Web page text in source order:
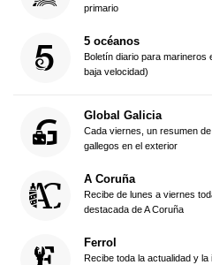
primario
5 océanos
Boletín diario para marineros
baja velocidad)
Global Galicia
Cada viernes, un resumen
gallegos en el exterior
A Coruña
Recibe de lunes a viernes
destacada de A Coruña
Ferrol
Recibe toda la actualidad y